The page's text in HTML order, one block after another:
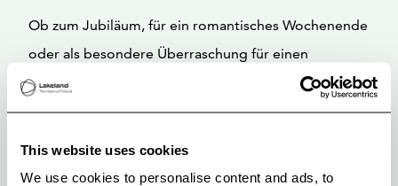
This website uses cookies
We use cookies to personalise content and ads, to
Ob zum Jubiläum, für ein romantisches Wochenende
oder als besondere Überraschung für einen
geliebten Menschen – das Luxuszelt von Viikinhovi
bietet den perfekten Rahmen für ein unvergessliches